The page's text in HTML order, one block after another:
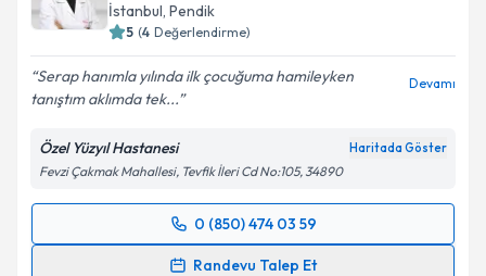
İstanbul, Pendik
5 (4 Değerlendirme)
Serap hanımla yılında ilk çocuğuma hamileyken
tanıştım aklımda tek...
Devamı
Özel Yüzyıl Hastanesi Haritada Göster
Fevzi Çakmak Mahallesi, Tevfik İleri Cd No:105, 34890
0 (850) 474 03 59
Randevu Talep Et
Randevu Takvimi Talebi